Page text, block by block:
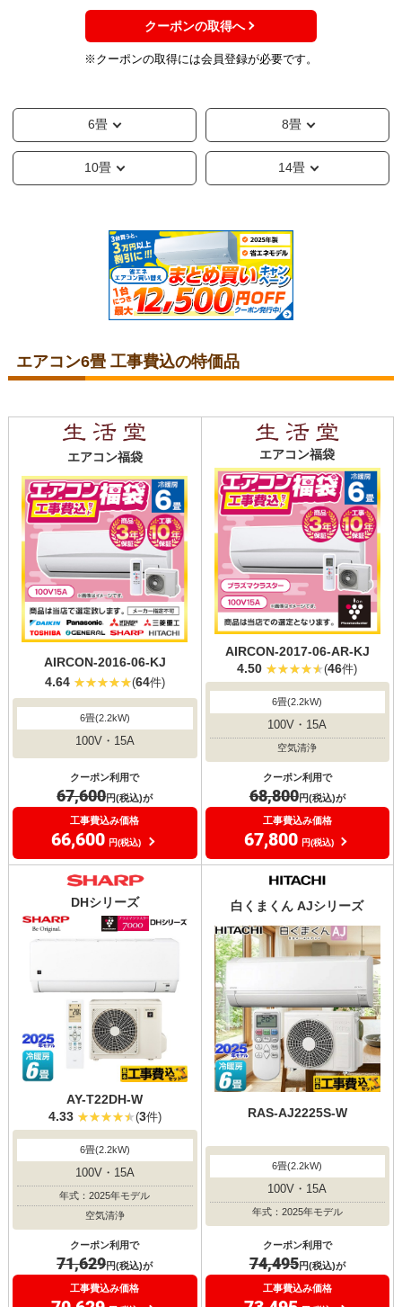
クーポンの取得へ
※クーポンの取得には会員登録が必要です。
6畳 8畳
10畳 14畳
エアコン6畳 工事費込の特価品
エアコン福袋
AIRCON-2016-06-KJ
4.64
(64件)
6畳(2.2kW)
100V・15A
クーポン利用で
67,600円(税込)が
工事費込み価格
66,600 円(税込)
エアコン福袋
AIRCON-2017-06-AR-KJ
4.50
(46件)
6畳(2.2kW)
100V・15A
空気清浄
クーポン利用で
68,800円(税込)が
工事費込み価格
67,800 円(税込)
DHシリーズ
AY-T22DH-W
4.33
(3件)
6畳(2.2kW)
100V・15A
年式：2025年モデル
空気清浄
クーポン利用で
71,629円(税込)が
工事費込み価格
白くまくん AJシリーズ
RAS-AJ2225S-W
6畳(2.2kW)
100V・15A
年式：2025年モデル
クーポン利用で
74,495円(税込)が
工事費込み価格